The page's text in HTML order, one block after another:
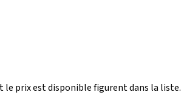
le prix est disponible figurent dans la liste.